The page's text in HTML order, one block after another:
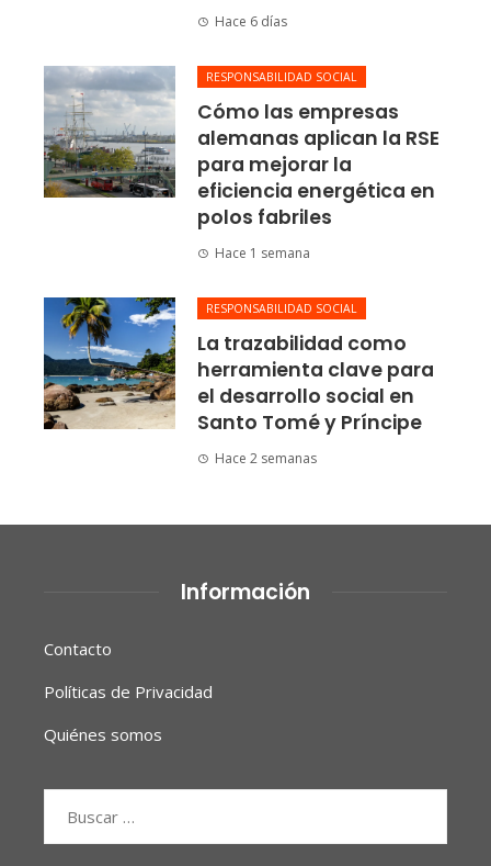
Hace 6 días
RESPONSABILIDAD SOCIAL
Cómo las empresas
alemanas aplican la RSE
para mejorar la
eficiencia energética en
polos fabriles
Hace 1 semana
RESPONSABILIDAD SOCIAL
La trazabilidad como
herramienta clave para
el desarrollo social en
Santo Tomé y Príncipe
Hace 2 semanas
Información
Contacto
Políticas de Privacidad
Quiénes somos